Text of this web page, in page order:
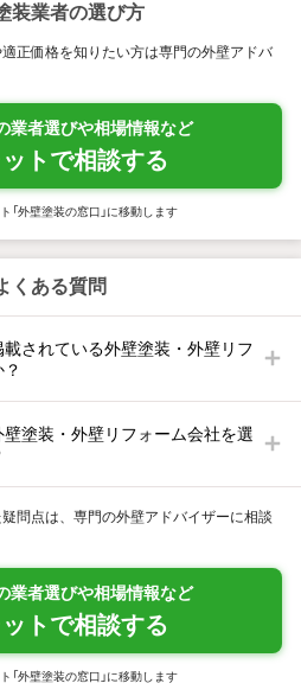
装業者の選び方
正価格を知りたい方は専門の外壁アドバ
業者選びや相場情報など
トで相談する
「外壁塗装の窓口」に移動します
くある質問
載されている外壁塗装・外壁リフ
壁塗装・外壁リフォーム会社を選
問点は、専門の外壁アドバイザーに相談
業者選びや相場情報など
トで相談する
「外壁塗装の窓口」に移動します